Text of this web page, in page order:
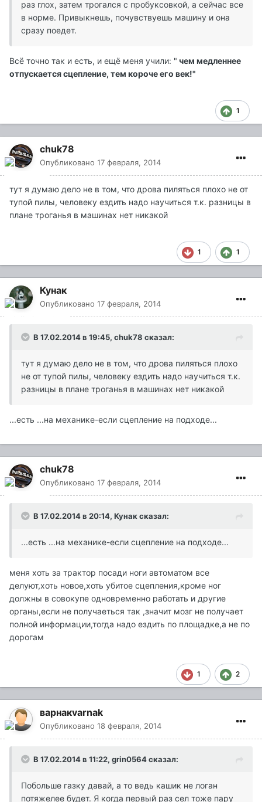
раз глох, затем трогался с пробуксовкой, а сейчас все
в норме. Привыкнешь, почувствуешь машину и она
сразу поедет.
Всё точно так и есть, и ещё меня учили: " чем медленнее
отпускается сцепление, тем короче его век!"
1
chuk78
Опубликовано 17 февраля, 2014
тут я думаю дело не в том, что дрова пиляться плохо не от
тупой пилы, человеку ездить надо научиться т.к. разницы в
плане троганья в машинах нет никакой
1 1
Кунак
Опубликовано 17 февраля, 2014
В 17.02.2014 в 19:45, chuk78 сказал:
тут я думаю дело не в том, что дрова пиляться плохо
не от тупой пилы, человеку ездить надо научиться т.к.
разницы в плане троганья в машинах нет никакой
...есть ...на механике-если сцепление на подходе...
chuk78
Опубликовано 17 февраля, 2014
В 17.02.2014 в 20:14, Кунак сказал:
...есть ...на механике-если сцепление на подходе...
меня хоть за трактор посади ноги автоматом все
делуют,хоть новое,хоть убитое сцепления,кроме ног
должны в совокупе одновременно работать и другие
органы,если не получаеться так ,значит мозг не получает
полной информации,тогда надо ездить по площадке,а не по
дорогам
1 2
варнакvarnak
Опубликовано 18 февраля, 2014
В 17.02.2014 в 11:22, grin0564 сказал:
Побольше газку давай, а то ведь кашик не логан
потяжелее будет. Я когда первый раз сел тоже пару